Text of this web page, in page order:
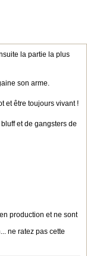
la partie la plus
son arme.
et être toujours vivant !
et de gangsters de
production et ne sont
ne ratez pas cette